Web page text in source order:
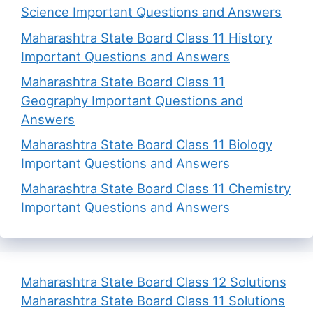
Science Important Questions and Answers
Maharashtra State Board Class 11 History
Important Questions and Answers
Maharashtra State Board Class 11
Geography Important Questions and
Answers
Maharashtra State Board Class 11 Biology
Important Questions and Answers
Maharashtra State Board Class 11 Chemistry
Important Questions and Answers
Maharashtra State Board Class 12 Solutions
Maharashtra State Board Class 11 Solutions